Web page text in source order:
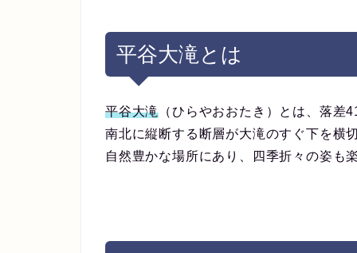
平谷大滝とは
平谷大滝 （ひらやおおたき）とは、落
南北に縦断する断層が大滝のすぐ下を横
自然豊かな場所にあり、四季折々の姿も